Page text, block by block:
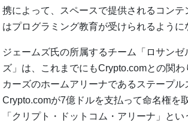
携によって、スペースで提供されるコンテ
はプログラミング教育が受けられるように
ジェームズ氏の所属するチーム「ロサンゼ
ズ」は、これまでにもCrypto.comとの関わ
カーズのホームアリーナであるステープル
Crypto.comが7億ドルを支払って命名権を
「クリプト・ドットコム・アリーナ」と